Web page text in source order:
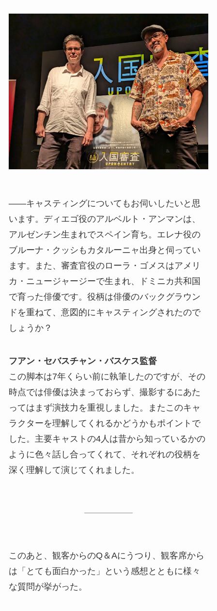
――キャスティングについてもお伺いしたいと思
います。ディエゴ役のアルベルト・アンマンは、
アルゼンチン生まれでスペイン育ち。エレナ役の
ブルーナ・クッシもカタルーニャ出身と伺ってい
ます。また、審査官役のローラ・ゴメスはアメリ
カ・ニュージャージーで生まれ、ドミニカ共和国
で育った俳優です。役柄は俳優のバックグラウン
ドを重ねて、意図的にキャスティングされたので
しょうか？
フアン・セバスチャン・バスケス監督
この脚本は7年くらい前に執筆したのですが、その
時点では俳優は決まっておらず、撮影するにあた
ってはまず演技力を重視しました。またこのキャ
ラクターを理解してくれるかどうかもポイントで
した。主要キャストの4人は昔から知っているかの
ように色々話し合ってくれて、それぞれの役柄を
深く理解して演じてくれました。
このあと、観客からのQ＆Aにうつり、観客席から
は「とても面白かった」という感想とともに様々
な質問が挙がった。